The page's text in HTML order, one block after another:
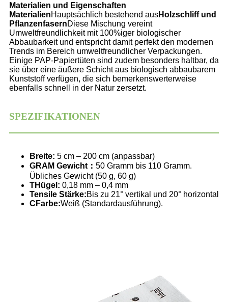
Materialien und Eigenschaften
MaterialienHauptsächlich bestehend ausHolzschliff und
PflanzenfasernDiese Mischung vereint
Umweltfreundlichkeit mit 100%iger biologischer
Abbaubarkeit und entspricht damit perfekt den modernen
Trends im Bereich umweltfreundlicher Verpackungen.
Einige PAP-Papiertüten sind zudem besonders haltbar, da
sie über eine äußere Schicht aus biologisch abbaubarem
Kunststoff verfügen, die sich bemerkenswerterweise
ebenfalls schnell in der Natur zersetzt.
SPEZIFIKATIONEN
Breite: 5 cm – 200 cm (anpassbar)
GRAM Gewicht ： 50 Gramm bis 110 Gramm.
Übliches Gewicht (50 g, 60 g)
THügel : 0,18 mm – 0,4 mm
Tensile Stärke:Bis zu 21° vertikal und 20° horizontal
C Farbe:Weiß (Standardausführung).